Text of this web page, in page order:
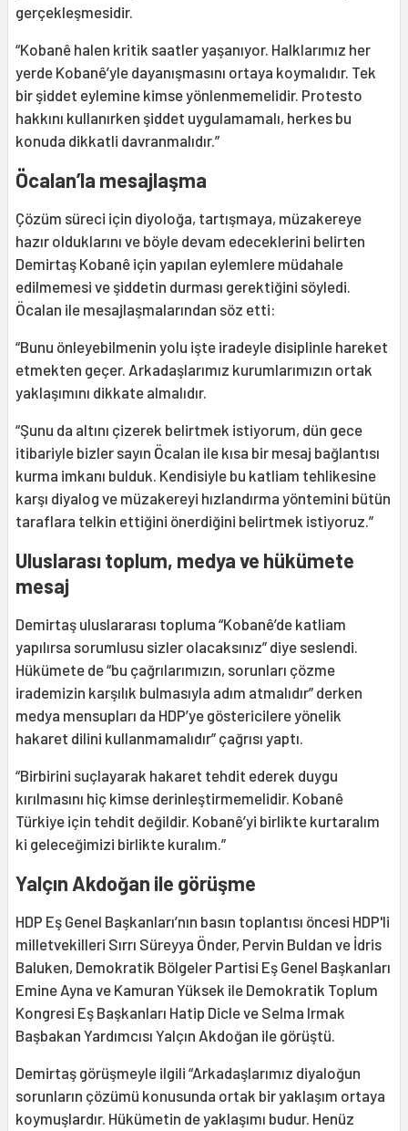
gerçekleşmesidir.
“Kobanê halen kritik saatler yaşanıyor. Halklarımız her
yerde Kobanê’yle dayanışmasını ortaya koymalıdır. Tek
bir şiddet eylemine kimse yönlenmemelidir. Protesto
hakkını kullanırken şiddet uygulamamalı, herkes bu
konuda dikkatli davranmalıdır.”
Öcalan’la mesajlaşma
Çözüm süreci için diyoloğa, tartışmaya, müzakereye
hazır olduklarını ve böyle devam edeceklerini belirten
Demirtaş Kobanê için yapılan eylemlere müdahale
edilmemesi ve şiddetin durması gerektiğini söyledi.
Öcalan ile mesajlaşmalarından söz etti:
“Bunu önleyebilmenin yolu işte iradeyle disiplinle hareket
etmekten geçer. Arkadaşlarımız kurumlarımızın ortak
yaklaşımını dikkate almalıdır.
“Şunu da altını çizerek belirtmek istiyorum, dün gece
itibariyle bizler sayın Öcalan ile kısa bir mesaj bağlantısı
kurma imkanı bulduk. Kendisiyle bu katliam tehlikesine
karşı diyalog ve müzakereyi hızlandırma yöntemini bütün
taraflara telkin ettiğini önerdiğini belirtmek istiyoruz.”
Uluslarası toplum, medya ve hükümete
mesaj
Demirtaş uluslararası topluma “Kobanê’de katliam
yapılırsa sorumlusu sizler olacaksınız” diye seslendi.
Hükümete de “bu çağrılarımızın, sorunları çözme
irademizin karşılık bulmasıyla adım atmalıdır” derken
medya mensupları da HDP’ye göstericilere yönelik
hakaret dilini kullanmamalıdır” çağrısı yaptı.
“Birbirini suçlayarak hakaret tehdit ederek duygu
kırılmasını hiç kimse derinleştirmemelidir. Kobanê
Türkiye için tehdit değildir. Kobanê’yi birlikte kurtaralım
ki geleceğimizi birlikte kuralım.”
Yalçın Akdoğan ile görüşme
HDP Eş Genel Başkanları’nın basın toplantısı öncesi HDP'li
milletvekilleri Sırrı Süreyya Önder, Pervin Buldan ve İdris
Baluken, Demokratik Bölgeler Partisi Eş Genel Başkanları
Emine Ayna ve Kamuran Yüksek ile Demokratik Toplum
Kongresi Eş Başkanları Hatip Dicle ve Selma Irmak
Başbakan Yardımcısı Yalçın Akdoğan ile görüştü.
Demirtaş görüşmeyle ilgili “Arkadaşlarımız diyaloğun
sorunların çözümü konusunda ortak bir yaklaşım ortaya
koymuşlardır. Hükümetin de yaklaşımı budur. Henüz